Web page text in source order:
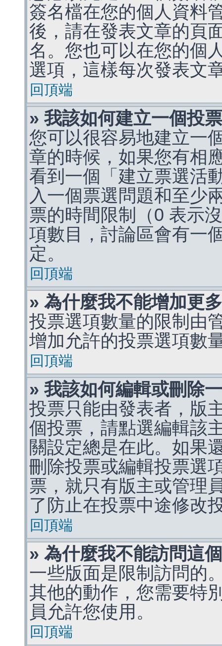
簽名檔在您的個人資料
後，請在發表文章的頁
名。您也可以在您的個
選項，這樣每次發表文
回頂端
» 我該如何建立一個投
您可以很容易地建立一
章的時候，如果您有相
看到一個「建立票選活
入一個票選問題和至少
票的時間限制（0 表示
項數目，討論區會有一
定。
回頂端
» 為什麼我不能增加更
投票選項數量的限制由
增加允許的投票選項數
回頂端
» 我該如何編輯或刪除
投票只能由發表者，版
個投票，請點選編輯該
關設定總是在此。如果
刪除投票或編輯投票選
票，就只有版主或管理
了防止在投票中途修改
回頂端
» 為什麼我不能訪問這
一些版面是限制訪問的
其他的動作，您需要特
員允許您使用。
回頂端